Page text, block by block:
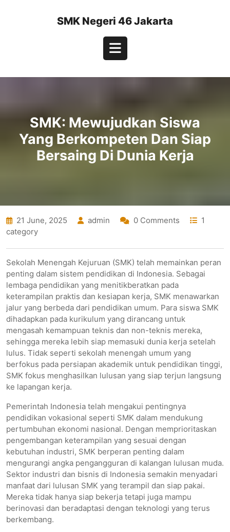
SMK Negeri 46 Jakarta
Open
Button
SMK: Mewujudkan Siswa
Yang Berkompeten Dan Siap
Bersaing Di Dunia Kerja
21 June, 2025 admin 0 Comments
1
category
Sekolah Menengah Kejuruan (SMK) telah memainkan peran
penting dalam sistem pendidikan di Indonesia. Sebagai
lembaga pendidikan yang menitikberatkan pada
keterampilan praktis dan kesiapan kerja, SMK menawarkan
jalur yang berbeda dari pendidikan umum. Para siswa SMK
dihadapkan pada kurikulum yang dirancang untuk
mengasah kemampuan teknis dan non-teknis mereka,
sehingga mereka lebih siap memasuki dunia kerja setelah
lulus. Tidak seperti sekolah menengah umum yang
berfokus pada persiapan akademik untuk pendidikan tinggi,
SMK fokus menghasilkan lulusan yang siap terjun langsung
ke lapangan kerja.
Pemerintah Indonesia telah mengakui pentingnya
pendidikan vokasional seperti SMK dalam mendukung
pertumbuhan ekonomi nasional. Dengan memprioritaskan
pengembangan keterampilan yang sesuai dengan
kebutuhan industri, SMK berperan penting dalam
mengurangi angka pengangguran di kalangan lulusan muda.
Sektor industri dan bisnis di Indonesia semakin menyadari
manfaat dari lulusan SMK yang terampil dan siap pakai.
Mereka tidak hanya siap bekerja tetapi juga mampu
berinovasi dan beradaptasi dengan teknologi yang terus
berkembang.